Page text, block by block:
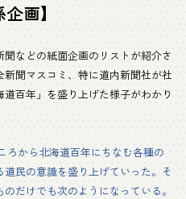
企画】
などの紙面企画のリストが紹介さ
聞マスコミ、特に道内新聞社が社
百年」を盛り上げた様子がわかり
ろから北海道百年にちなむ各種の
民の意識を盛り上げていった。そ
だけでも次のようになっている。